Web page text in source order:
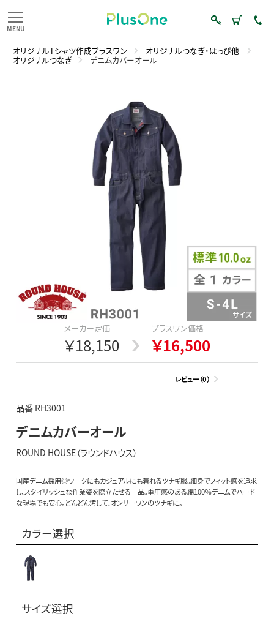
オリジナルTシャツ作成プラスワン オリジナルつなぎ・はっぴ他
オリジナルつなぎ デニムカバーオール
メーカー定価
￥18,150
プラスワン価格
￥16,500
- レビュー（0）
品番 RH3001
デニムカバーオール
ROUND HOUSE（ラウンドハウス）
国産デニム採用◎ワークにもカジュアルにも着れるツナギ服。細身でフィット感を追求
し、スタイリッシュな作業姿を際立たせる一品。重圧感のある綿100％デニムでハード
な現場でも安心。どんどん汚して、オンリーワンのツナギに。
カラー選択
サイズ選択